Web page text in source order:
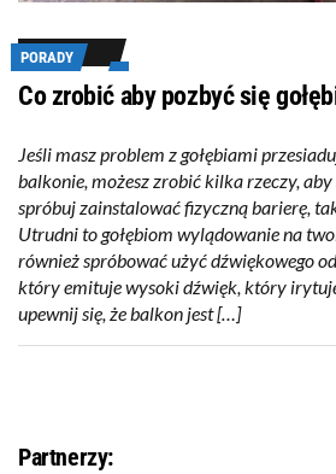
PORADY
Co zrobić aby pozbyć się
Jeśli masz problem z gołębiami
balkonie, możesz zrobić kilka rzeczy,
spróbuj zainstalować fizyczną barierę,
Utrudni to gołębiom wylądowanie na
również spróbować użyć dźwiękowego
który emituje wysoki dźwięk, który
upewnij się, że balkon jest […]
Partnerzy: